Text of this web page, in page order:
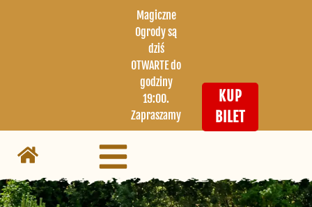
Magiczne
Ogrody są
dziś
OTWARTE do
godziny
19:00.
Zapraszamy
KUP
BILET